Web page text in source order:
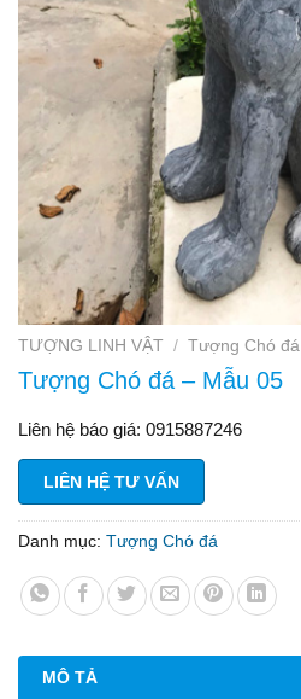
TƯỢNG LINH VẬT / Tượng Chó đá
Tượng Chó đá – Mẫu 05
Liên hệ báo giá: 0915887246
LIÊN HỆ TƯ VẤN
Danh mục: Tượng Chó đá
MÔ TẢ